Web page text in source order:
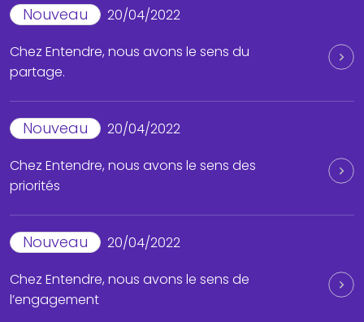
Nouveau
20/04/2022
Chez Entendre, nous avons le sens du
partage.
Nouveau
20/04/2022
Chez Entendre, nous avons le sens des
priorités
Nouveau
20/04/2022
Chez Entendre, nous avons le sens de
l’engagement